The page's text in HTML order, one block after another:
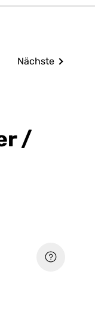
Nächste
/